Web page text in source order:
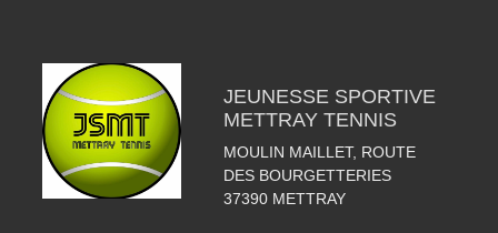
JEUNESSE SPORTIVE
METTRAY TENNIS
MOULIN MAILLET, ROUTE
DES BOURGETTERIES
37390 METTRAY